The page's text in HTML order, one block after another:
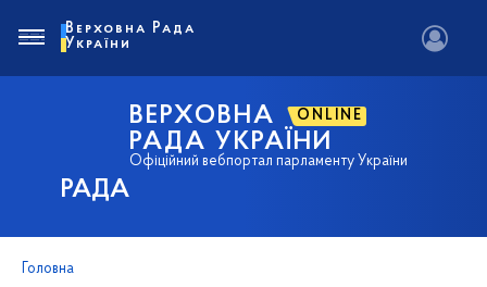
РАДА
ВЕРХОВНА ONLINE
РАДА УКРАЇНИ
Офіційний вебпортал парламенту України
Верховна Рада
України
Головна